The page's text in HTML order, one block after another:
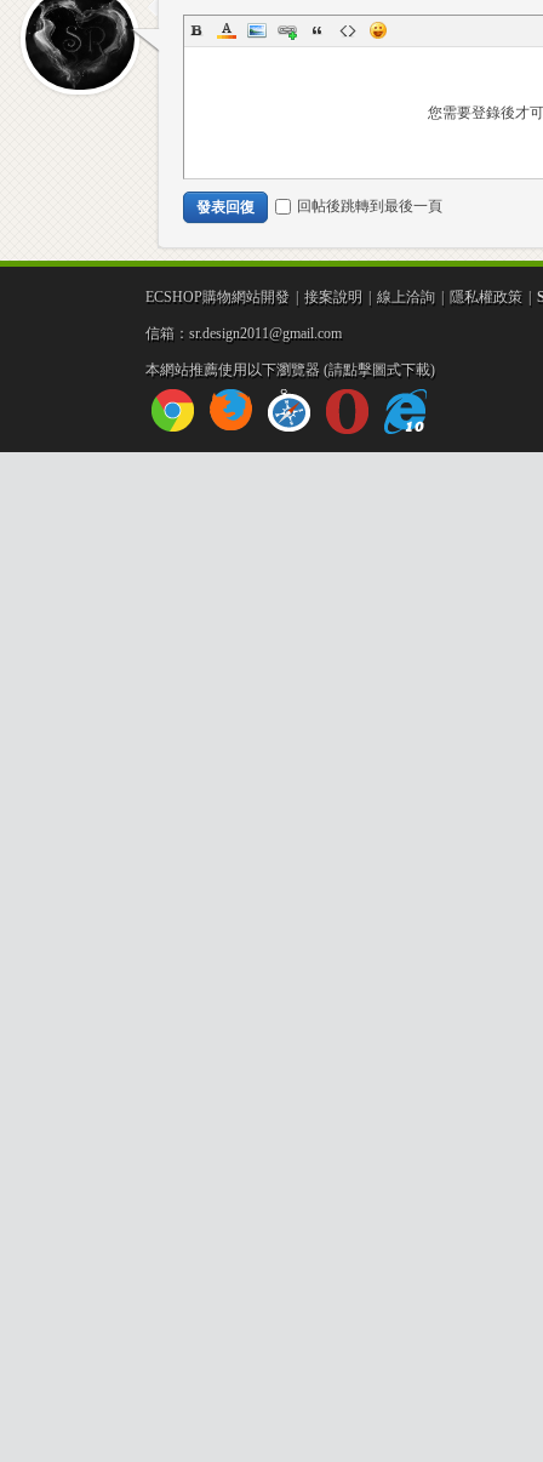
您需要登錄後才
發表回復 回帖後跳轉到最後一頁
ECSHOP購物網站開發 接案說明 線上洽詢 隱私權政策
信箱：sr.design2011@gmail.com
本網站推薦使用以下瀏覽器 (請點擊圖式下載)